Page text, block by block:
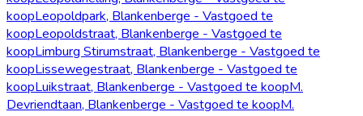
koopLeopoldpark, Blankenberge - Vastgoed te
koopLeopoldstraat, Blankenberge - Vastgoed te
koopLimburg Stirumstraat, Blankenberge - Vastgoed te
koopLissewegestraat, Blankenberge - Vastgoed te
koopLuikstraat, Blankenberge - Vastgoed te koopM.
Devriendtaan, Blankenberge - Vastgoed te koopM.